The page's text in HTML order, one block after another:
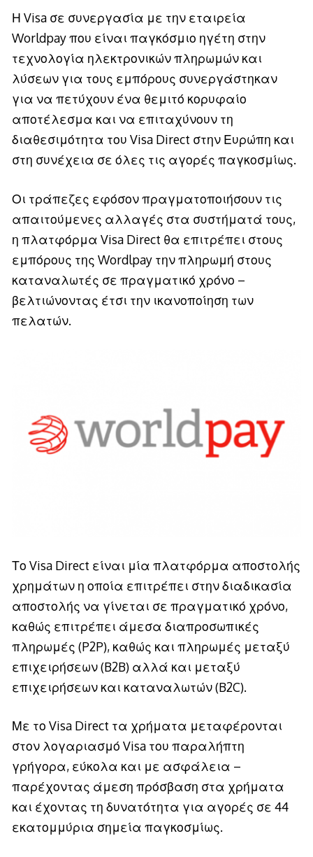
Η Visa σε συνεργασία με την εταιρεία
Worldpay που είναι παγκόσμιο ηγέτη στην
τεχνολογία ηλεκτρονικών πληρωμών και
λύσεων για τους εμπόρους συνεργάστηκαν
για να πετύχουν ένα θεμιτό κορυφαίο
αποτέλεσμα και να επιταχύνουν τη
διαθεσιμότητα του Visa Direct στην Ευρώπη και
στη συνέχεια σε όλες τις αγορές παγκοσμίως.
Οι τράπεζες εφόσον πραγματοποιήσουν τις
απαιτούμενες αλλαγές στα συστήματά τους,
η πλατφόρμα Visa Direct θα επιτρέπει στους
εμπόρους της Wordlpay την πληρωμή στους
καταναλωτές σε πραγματικό χρόνο –
βελτιώνοντας έτσι την ικανοποίηση των
πελατών.
Το Visa Direct είναι μία πλατφόρμα αποστολής
χρημάτων η οποία επιτρέπει στην διαδικασία
αποστολής να γίνεται σε πραγματικό χρόνο,
καθώς επιτρέπει άμεσα διαπροσωπικές
πληρωμές (P2P), καθώς και πληρωμές μεταξύ
επιχειρήσεων (B2B) αλλά και μεταξύ
επιχειρήσεων και καταναλωτών (B2C).
Με το Visa Direct τα χρήματα μεταφέρονται
στον λογαριασμό Visa του παραλήπτη
γρήγορα, εύκολα και με ασφάλεια –
παρέχοντας άμεση πρόσβαση στα χρήματα
και έχοντας τη δυνατότητα για αγορές σε 44
εκατομμύρια σημεία παγκοσμίως.